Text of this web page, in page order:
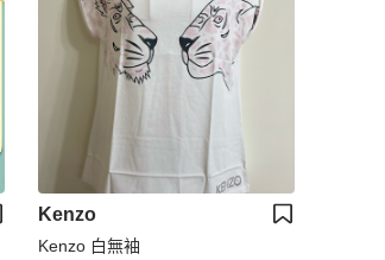
Kenzo
Kenzo 白無袖